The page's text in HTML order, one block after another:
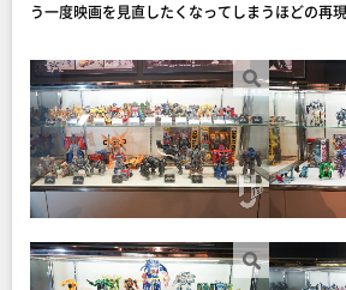
う一度映画を見直したくなってしまうほどの再